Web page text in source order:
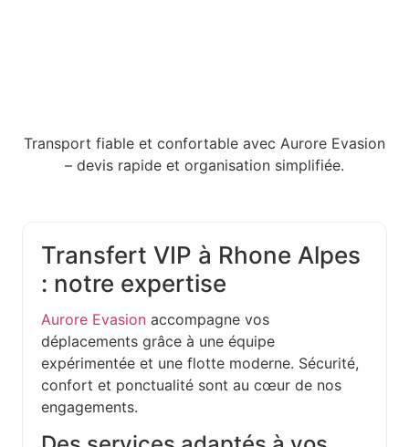
Transport fiable et confortable avec Aurore Evasion
– devis rapide et organisation simplifiée.
Transfert VIP à Rhone Alpes
: notre expertise
Aurore Evasion accompagne vos
déplacements grâce à une équipe
expérimentée et une flotte moderne. Sécurité,
confort et ponctualité sont au cœur de nos
engagements.